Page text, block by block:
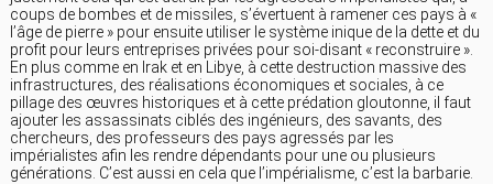
coups de bombes et de missiles, s’évertuent à ramener ces pays à «
l’âge de pierre » pour ensuite utiliser le système inique de la dette et du
profit pour leurs entreprises privées pour soi-disant « reconstruire ».
En plus comme en Irak et en Libye, à cette destruction massive des
infrastructures, des réalisations économiques et sociales, à ce
pillage des œuvres historiques et à cette prédation gloutonne, il faut
ajouter les assassinats ciblés des ingénieurs, des savants, des
chercheurs, des professeurs des pays agressés par les
impérialistes afin les rendre dépendants pour une ou plusieurs
générations. C’est aussi en cela que l’impérialisme, c’est la barbarie.